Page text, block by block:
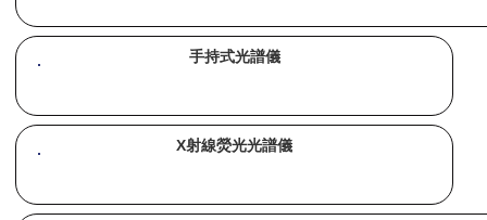
手持式光譜儀
X射線熒光光譜儀